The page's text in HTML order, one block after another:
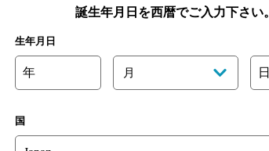
がってん寿司 富岡店
誕生年月日を西暦でご入力下さい。
生年月日
年 月 日
国